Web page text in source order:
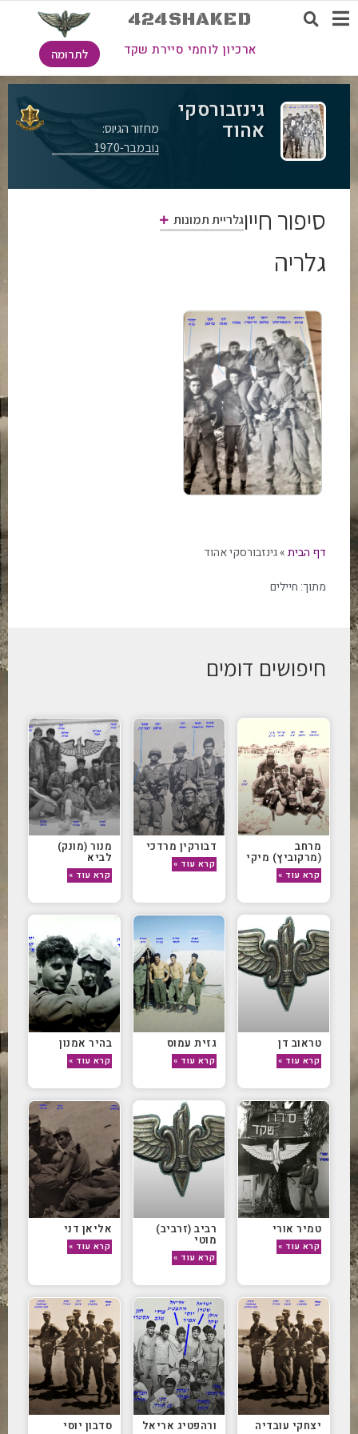
424SHAKED
ארכיון לוחמי סיירת שקד לתרומה
גינזבורסקי
אהוד
מחזור הגיוס:
נובמבר-1970
סיפור חייוגלריית תמונות
גלריה
דף הבית»גינזבורסקי אהוד
מתוך: חיילים
חיפושים דומים
מרחב
(מרקוביץ) מיקי
קרא עוד »
דבורקין מרדכי
קרא עוד »
מנור (מונק)
לביא
קרא עוד »
טראוב דן
קרא עוד »
גזית עמוס
קרא עוד »
בהיר אמנון
קרא עוד »
טמיר אורי
קרא עוד »
רביב (זרביב)
מוטי
קרא עוד »
אליאן דני
קרא עוד »
יצחקי עובדיה ורהפטיג אריאל סדבון יוסי